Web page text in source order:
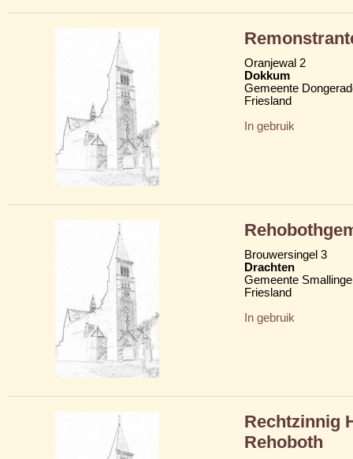
Oranjewal 2
Dokkum
Gemeente
Friesland
In gebruik
Brouwersingel 3
Drachten
Gemeente
Friesland
In gebruik
Rechtzinnig
Rehoboth